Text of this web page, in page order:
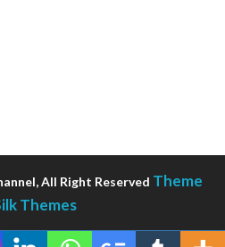
All Right Reserved Theme
Themes